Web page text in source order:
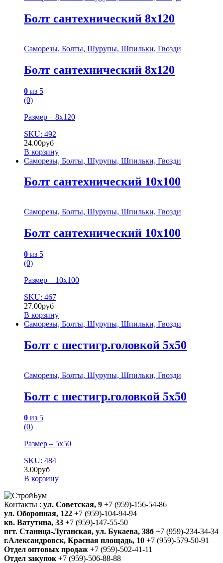
Болт сантехнический 8х120
Саморезы, Болты, Шурупы, Шпильки, Гвозди
Болт сантехнический 8х120
0 из 5
(0)
Размер – 8х120
SKU: 492
24.00руб
В корзину
Саморезы, Болты, Шурупы, Шпильки, Гвозди
Болт сантехнический 10х100
Саморезы, Болты, Шурупы, Шпильки, Гвозди
Болт сантехнический 10х100
0 из 5
(0)
Размер – 10х100
SKU: 467
27.00руб
В корзину
Саморезы, Болты, Шурупы, Шпильки, Гвозди
Болт с шестигр.головкой 5х50
Саморезы, Болты, Шурупы, Шпильки, Гвозди
Болт с шестигр.головкой 5х50
0 из 5
(0)
Размер – 5х50
SKU: 484
3.00руб
В корзину
Контакты : ул. Советская, 9 +7 (959)-156-54-86
ул. Оборонная, 122 +7 (959)-104-94-94
кв. Ватутина, 33 +7 (959)-147-55-50
пгт. Станица-Луганская, ул. Букаева, 38б +7 (959)-234-34-34
г.Александровск, Красная площадь, 10 +7 (959)-579-50-91
Отдел оптовых продаж +7 (959)-502-41-11
Отдел закупок +7 (959)-506-88-88